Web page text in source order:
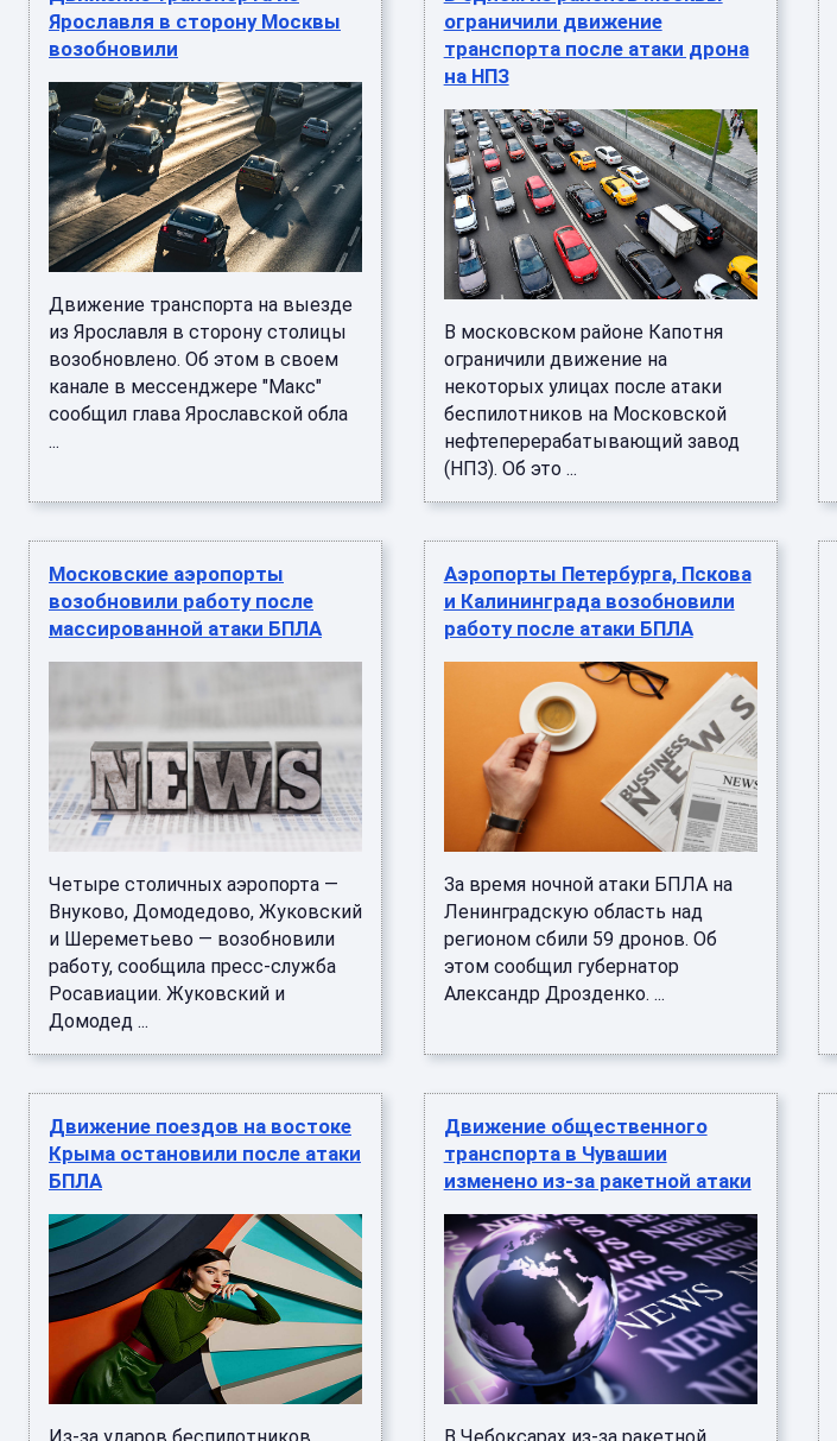
Ярославля в сторону Москвы
возобновили
Движение транспорта на выезде
из Ярославля в сторону столицы
возобновлено. Об этом в своем
канале в мессенджере "Макс"
сообщил глава Ярославской обла
...
ограничили движение
транспорта после атаки дрона
на НПЗ
В московском районе Капотня
ограничили движение на
некоторых улицах после атаки
беспилотников на Московской
нефтеперерабатывающий завод
(НПЗ). Об это ...
Московские аэропорты
возобновили работу после
массированной атаки БПЛА
Четыре столичных аэропорта —
Внуково, Домодедово, Жуковский
и Шереметьево — возобновили
работу, сообщила пресс-служба
Росавиации. Жуковский и
Домодед ...
Аэропорты Петербурга, Пскова
и Калининграда возобновили
работу после атаки БПЛА
За время ночной атаки БПЛА на
Ленинградскую область над
регионом сбили 59 дронов. Об
этом сообщил губернатор
Александр Дрозденко. ...
Движение поездов на востоке
Крыма остановили после атаки
БПЛА
Движение общественного
транспорта в Чувашии
изменено из-за ракетной атаки